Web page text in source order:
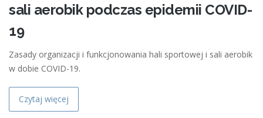
sali aerobik podczas epidemii COVID-
19
Zasady organizacji i funkcjonowania hali sportowej i sali aerobik
w dobie COVID-19.
Czytaj więcej